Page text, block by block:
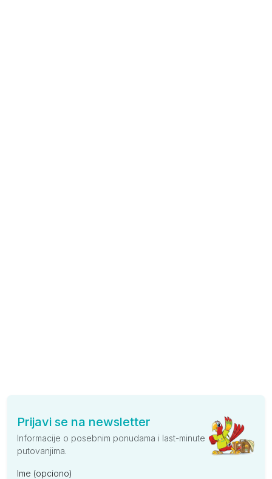
Prijavi se na newsletter
Informacije o posebnim ponudama i last-minute
putovanjima.
Ime (opciono)